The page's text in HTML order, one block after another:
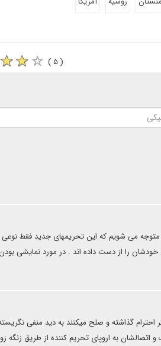
( ۵ )
متوجه می شویم که این تحریمهای جدید فقط
خودشان را از دست داده اند . در مورد نمایشی
احترام گذاشته و صلح میکنند به دید منفی
اتصالشان به اروپای تحریم کننده از طریق زنگه